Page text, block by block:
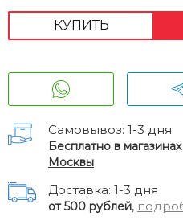
КУПИТЬ
Самовывоз: 1-3 дня
Бесплатно в магазинах
Москвы
Доставка: 1-3 дня
от 500 рублей,